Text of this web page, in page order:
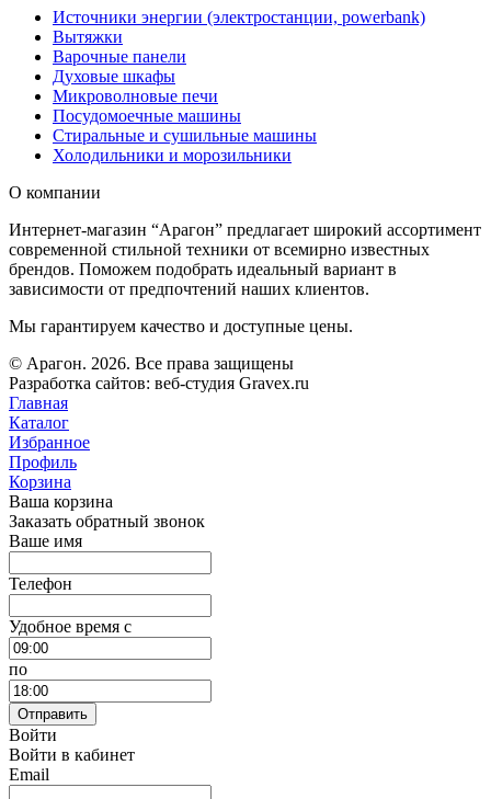
Источники энергии (электростанции, powerbank)
Вытяжки
Варочные панели
Духовые шкафы
Микроволновые печи
Посудомоечные машины
Стиральные и сушильные машины
Холодильники и морозильники
О компании
Интернет-магазин “Арагон” предлагает широкий ассортимент
современной стильной техники от всемирно известных
брендов. Поможем подобрать идеальный вариант в
зависимости от предпочтений наших клиентов.
Мы гарантируем качество и доступные цены.
© Арагон. 2026. Все права защищены
Разработка сайтов: веб-студия Gravex.ru
Главная
Каталог
Избранное
Профиль
Корзина
Ваша корзина
Заказать обратный звонок
Ваше имя
Телефон
Удобное время c
по
Отправить
Войти
Войти в кабинет
Email